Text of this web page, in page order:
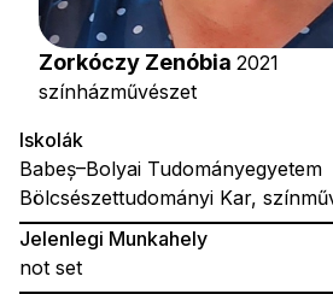
Zorkóczy Zenóbia 2021
színházművészet
Iskolák
Babeș–Bolyai Tudományegyetem
Bölcsészettudományi Kar,
Jelenlegi Munkahely
not set